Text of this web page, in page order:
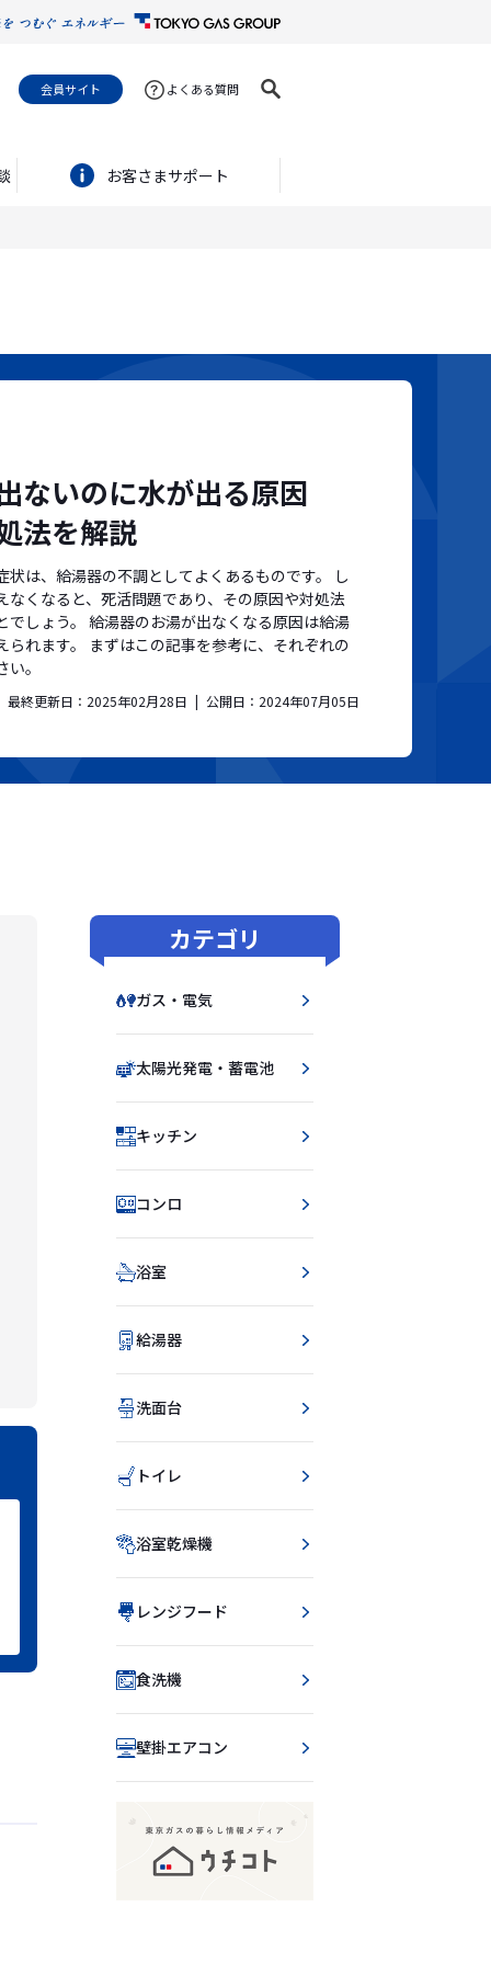
会員サイト よくある質問
お客さまサポート
ないのに水が出る原因
法を解説
は、給湯器の不調としてよくあるものです。 し
くなると、死活問題であり、その原因や対処法
でしょう。 給湯器のお湯が出なくなる原因は給湯
られます。 まずはこの記事を参考に、それぞれの
。
最終更新日： 2025年02月28日 公開日： 2024年07月05日
カテゴリ
ガス・電気
太陽光発電・蓄電池
キッチン
コンロ
浴室
給湯器
洗面台
トイレ
浴室乾燥機
レンジフード
食洗機
壁掛エアコン